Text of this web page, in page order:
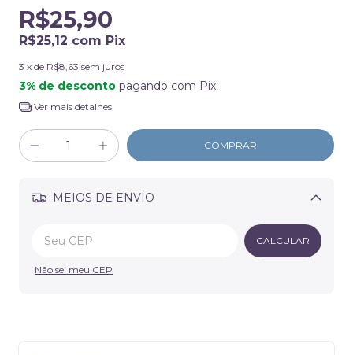
R$25,90
R$25,12 com Pix
3 x de R$8,63 sem juros
3% de desconto pagando com Pix
Ver mais detalhes
MEIOS DE ENVIO
Alterar CEP
CALCULAR
Não sei meu CEP